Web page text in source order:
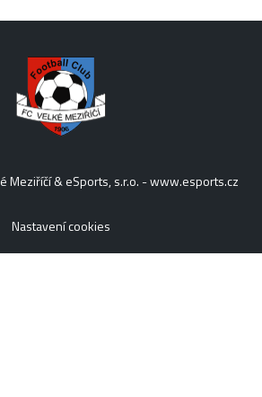
Meziříčí & eSports, s.r.o. -www.esports.cz
Nastavení cookies